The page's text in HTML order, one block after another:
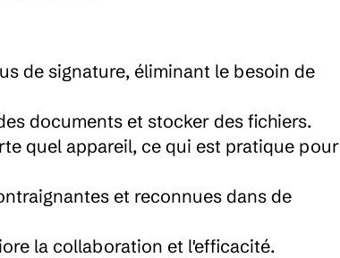
de signature, éliminant le besoin de
documents et stocker des fichiers.
quel appareil, ce qui est pratique pour
et reconnues dans de
la collaboration et l'efficacité.